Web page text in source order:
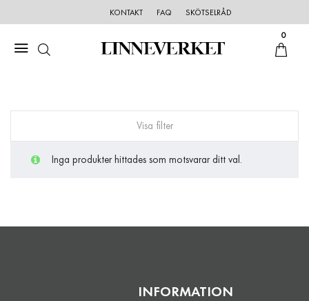
KONTAKT FAQ SKÖTSELRÅD
0
Visa filter
Inga produkter hittades som motsvarar ditt val.
INFORMATION